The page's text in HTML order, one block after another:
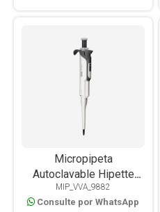
Micropipeta
Autoclavable Hipette
Colorful Vol Variable 0.1-
2.5ul
MIP_VVA_9882
Consulte por WhatsApp